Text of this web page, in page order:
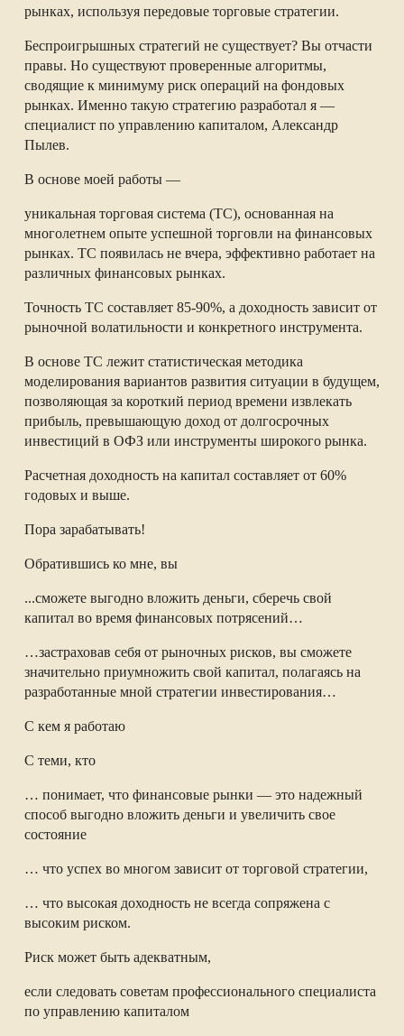
рынках, используя передовые торговые стратегии.
Беспроигрышных стратегий не существует? Вы отчасти
правы. Но существуют проверенные алгоритмы,
сводящие к минимуму риск операций на фондовых
рынках. Именно такую стратегию разработал я —
специалист по управлению капиталом, Александр
Пылев.
В основе моей работы —
уникальная торговая система (ТС), основанная на
многолетнем опыте успешной торговли на финансовых
рынках. ТС появилась не вчера, эффективно работает на
различных финансовых рынках.
Точность ТС составляет 85-90%, а доходность зависит от
рыночной волатильности и конкретного инструмента.
В основе ТС лежит статистическая методика
моделирования вариантов развития ситуации в будущем,
позволяющая за короткий период времени извлекать
прибыль, превышающую доход от долгосрочных
инвестиций в ОФЗ или инструменты широкого рынка.
Расчетная доходность на капитал составляет от 60%
годовых и выше.
Пора зарабатывать!
Обратившись ко мне, вы
...сможете выгодно вложить деньги, сберечь свой
капитал во время финансовых потрясений…
…застраховав себя от рыночных рисков, вы сможете
значительно приумножить свой капитал, полагаясь на
разработанные мной стратегии инвестирования…
С кем я работаю
С теми, кто
… понимает, что финансовые рынки — это надежный
способ выгодно вложить деньги и увеличить свое
состояние
… что успех во многом зависит от торговой стратегии,
… что высокая доходность не всегда сопряжена с
высоким риском.
Риск может быть адекватным,
если следовать советам профессионального специалиста
по управлению капиталом